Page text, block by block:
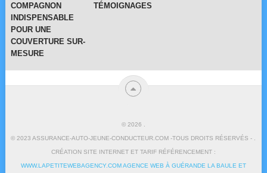
COMPAGNON
INDISPENSABLE
POUR UNE
COUVERTURE SUR-
MESURE
TÉMOIGNAGES
© 2026
© 2023 ASSURANCE-AUTO-JEUNE-CONDUCTEUR.COM -TOUS DROITS RÉSERVÉS - .
CRÉATION SITE INTERNET ET TARIF RÉFÉRENCEMENT :
WWW.LAPETITEWEBAGENCY.COM AGENCE WEB À GUÉRANDE LA BAULE ET